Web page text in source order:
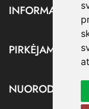
INFORMACIJA
PIRKĖJAMS
NUORODOS